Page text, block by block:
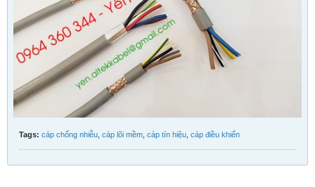
Tags: cáp chống nhiễu cáp lõi mềm cáp tín hiệu cáp điều khiển